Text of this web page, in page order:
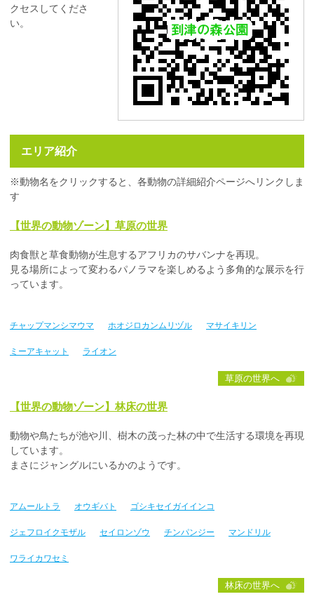
クセスしてくださ
い。
エリア紹介
※動物名をクリックすると、各動物の詳細紹介ページへリンクしま
す
【世界の動物ゾーン】草原の世界
肉食獣と草食動物が生息するアフリカのサバンナを再現。
見る場所によって変わるパノラマを楽しめるよう多角的な展示を行
っています。
チャップマンシマウマ ホオジロカンムリヅル マサイキリン
ミーアキャット ライオン
草原の世界へ
【世界の動物ゾーン】林床の世界
動物や鳥たちが池や川、樹木の茂った林の中で生活する環境を再現
しています。
まさにジャングルにいるかのようです。
アムールトラ オウギバト ゴシキセイガイインコ
ジェフロイクモザル セイロンゾウ チンパンジー マンドリル
ワライカワセミ
林床の世界へ